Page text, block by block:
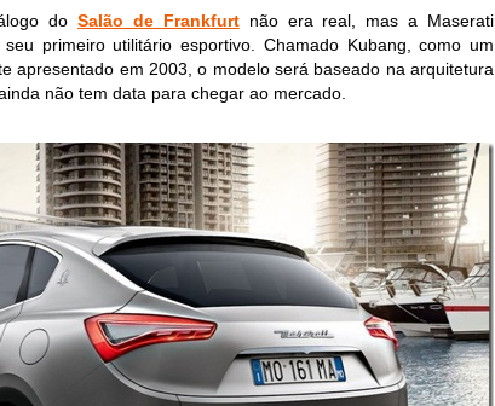
doSalão de Frankfurtnão era real, mas a Maserati
primeiro utilitário esportivo. Chamado Kubang, como um
apresentado em 2003, o modelo será baseado na arquitetura
não tem data para chegar ao mercado.